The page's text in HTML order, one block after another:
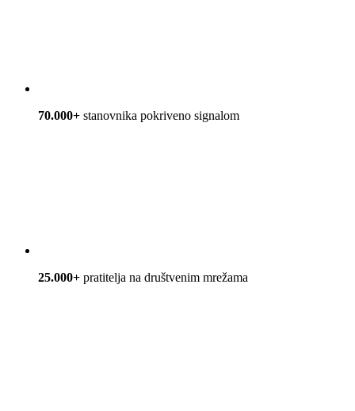
70.000+ stanovnika pokriveno signalom
25.000+ pratitelja na društvenim mrežama